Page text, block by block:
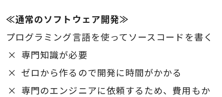
≪通常のソフトウェア開発≫
プログラミング言語を使ってソースコードを書く
専門知識が必要
ゼロから作るので開発に時間がかかる
専門のエンジニアに依頼するため、費用もか